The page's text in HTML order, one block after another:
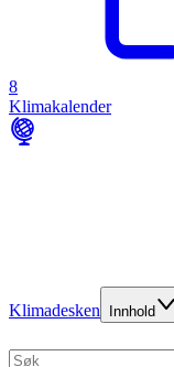
8
Klimakalender
Klimadesken Innhold